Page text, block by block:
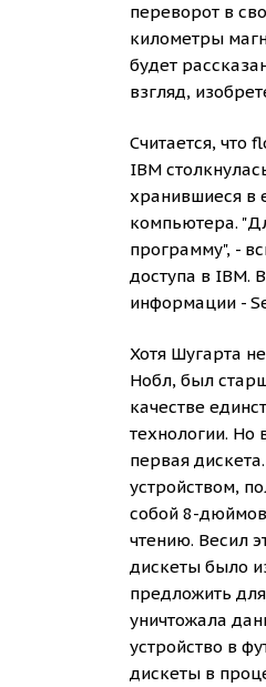
переворот в
километры
будет
взгляд,
Считается, что
IBM
хранившиеся в
компьютера.
программу", -
доступа в IBM.
информации -
Хотя Шугарта
Нобл, был
качестве
технологии. Но
первая
устройством,
собой 8-
чтению. Весил
дискеты было
предложить
уничтожала
устройство в
дискеты в